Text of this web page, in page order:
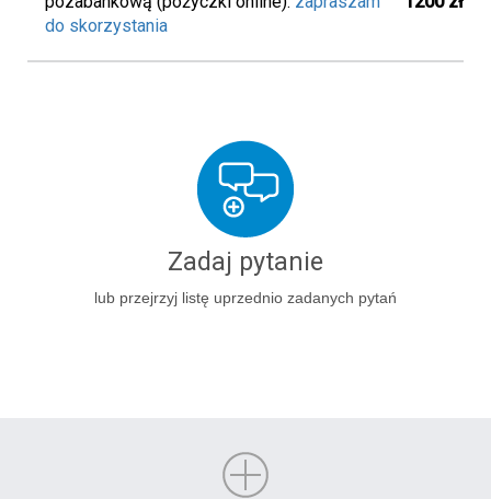
do skorzystania
Zadaj pytanie
lub przejrzyj listę uprzednio zadanych pytań